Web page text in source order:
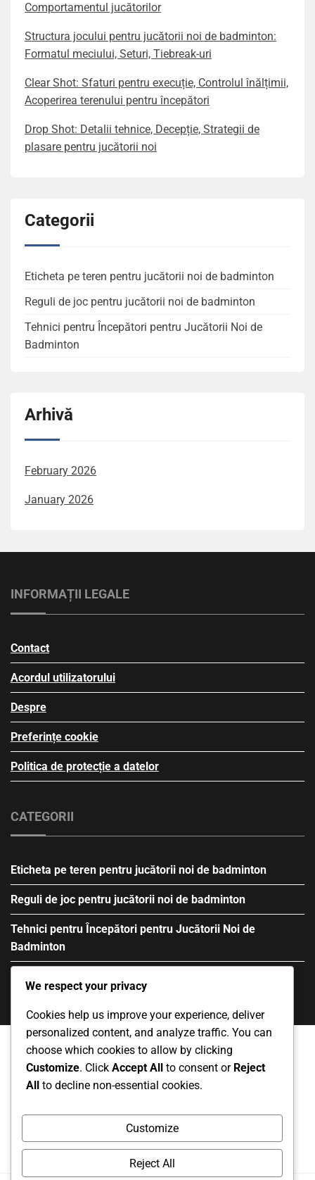
Comportamentul jucătorilor
Structura jocului pentru jucătorii noi de badminton:
Formatul meciului, Seturi, Tiebreak-uri
Clear Shot: Sfaturi pentru execuție, Controlul înălțimii,
Acoperirea terenului pentru începători
Drop Shot: Detalii tehnice, Decepție, Strategii de
plasare pentru jucătorii noi
Categorii
Eticheta pe teren pentru jucătorii noi de badminton
Reguli de joc pentru jucătorii noi de badminton
Tehnici pentru Începători pentru Jucătorii Noi de
Badminton
Arhivă
February 2026
January 2026
INFORMAȚII LEGALE
Contact
Acordul utilizatorului
Despre
Preferințe cookie
Politica de protecție a datelor
CATEGORII
Eticheta pe teren pentru jucătorii noi de badminton
Reguli de joc pentru jucătorii noi de badminton
Tehnici pentru Începători pentru Jucătorii Noi de
Badminton
Acordul utilizatorului Despre
We respect your privacy
Cookies help us improve your experience, deliver
personalized content, and analyze traffic. You can
choose which cookies to allow by clicking
Customize. Click Accept All to consent or Reject
All to decline non-essential cookies.
Customize
Reject All